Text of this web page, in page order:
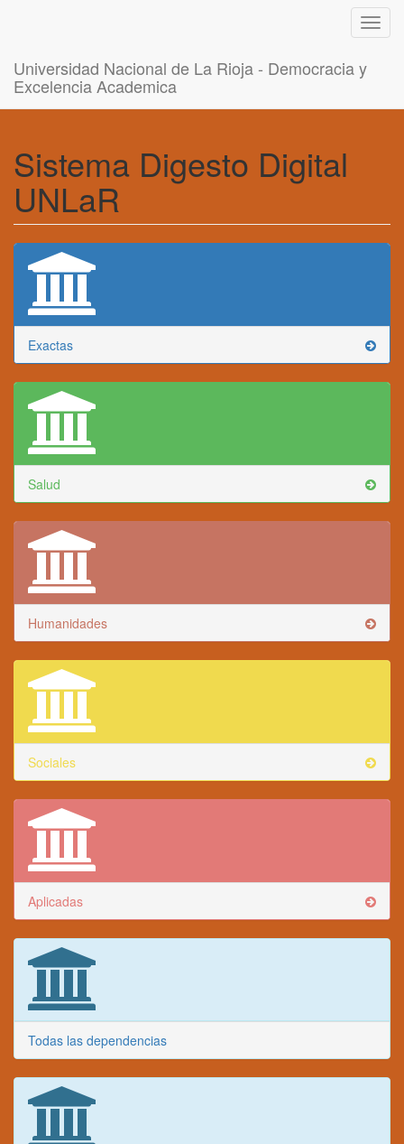
Universidad Nacional de La Rioja - Democracia y
Excelencia Academica
Sistema Digesto Digital
UNLaR
Exactas
Salud
Humanidades
Sociales
Aplicadas
Todas las dependencias